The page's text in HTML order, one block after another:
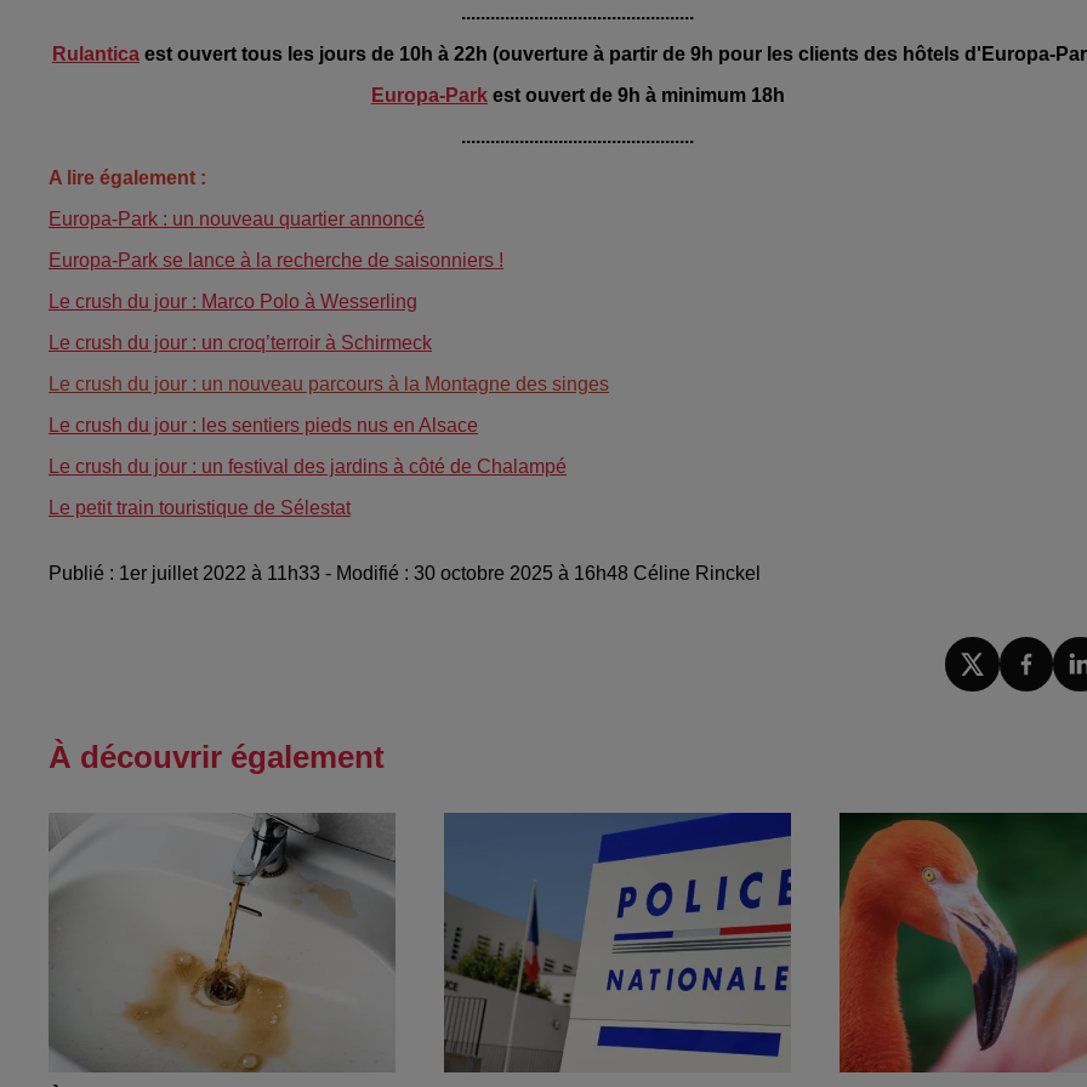
................................................
Rulanticaest ouvert tous les jours de 10h à 22h (ouverture à partir de 9h pour les clients des hôtels d'Europa-
Europa-Parkest ouvert de 9h à minimum 18h
................................................
A lire également :
Europa-Park : un nouveau quartier annoncé
Europa-Park se lance à la recherche de saisonniers !
Le crush du jour : Marco Polo à Wesserling
Le crush du jour : un croq’terroir à Schirmeck
Le crush du jour : un nouveau parcours à la Montagne des singes
Le crush du jour : les sentiers pieds nus en Alsace
Le crush du jour : un festival des jardins à côté de Chalampé
Le petit train touristique de Sélestat
Publié : 1er juillet 2022 à 11h33 - Modifié : 30 octobre 2025 à 16h48 Céline Rinckel
À découvrir également